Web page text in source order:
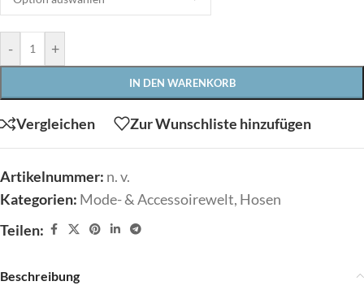
- +
IN DEN WARENKORB
Vergleichen Zur Wunschliste hinzufügen
Artikelnummer: n. v.
Kategorien: Mode- & Accessoirewelt, Hosen
Teilen:
Beschreibung